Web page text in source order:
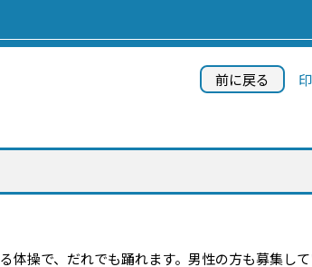
前に戻る
体操で、だれでも踊れます。男性の方も募集し